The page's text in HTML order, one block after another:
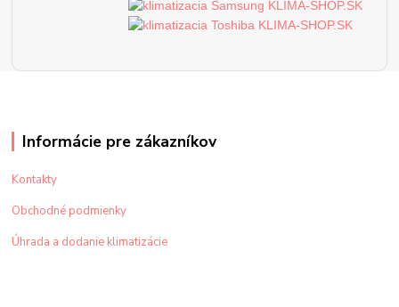
Informácie pre zákazníkov
Kontakty
Obchodné podmienky
Úhrada a dodanie klimatizácie